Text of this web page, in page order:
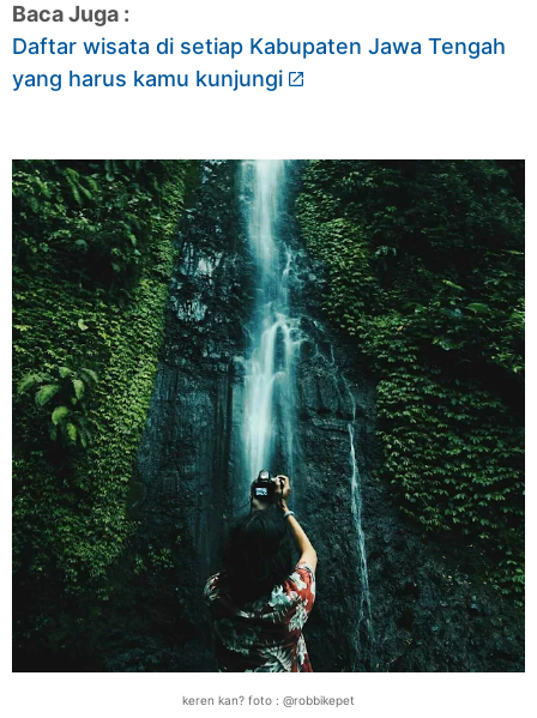
Baca Juga :
Daftar wisata di setiap Kabupaten Jawa Tengah
yang harus kamu kunjungi
keren kan? foto : @robbikepet